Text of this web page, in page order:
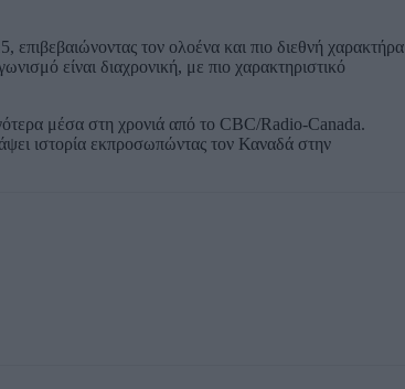
τον ολοένα και πιο διεθνή χαρακτήρα
είναι διαχρονική, με πιο χαρακτηριστικό
μέσα στη χρονιά από το CBC/Radio-Canada.
ιστορία εκπροσωπώντας τον Καναδά στην